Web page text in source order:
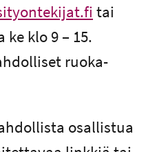
tai
ke klo 9 – 15.
ruoka-
osallistua